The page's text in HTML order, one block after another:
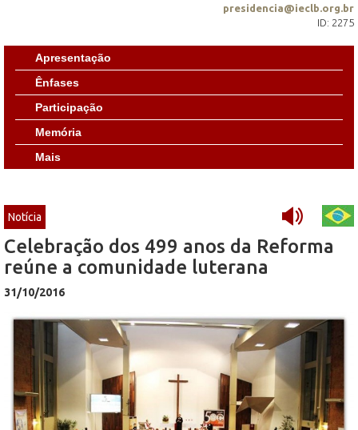
presidencia@ieclb.org.br
ID: 2275
Apresentação
Ênfases
Participação
Memória
Mais
Notícia
Celebração dos 499 anos da Reforma
reúne a comunidade luterana
31/10/2016